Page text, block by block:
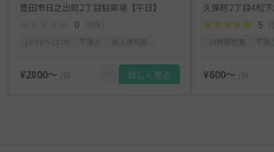
豊田市日之出町2丁目駐車場【平日】
0 （0件）
¥2800〜 /日 詳しく見る
久保町2丁目4松
5
¥600〜 /日